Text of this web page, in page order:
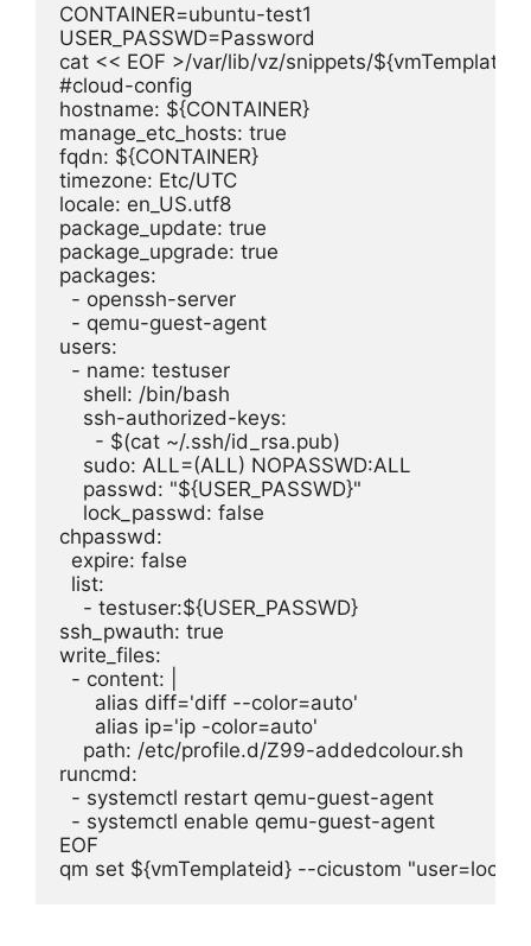
CONTAINER=ubuntu-test1
USER_PASSWD=Password
cat << EOF >/var/lib/vz/snippets/
#cloud-config
hostname: ${CONTAINER}
manage_etc_hosts: true
fqdn: ${CONTAINER}
timezone: Etc/UTC
locale: en_US.utf8
package_update: true
package_upgrade: true
packages:
  - openssh-server
  - qemu-guest-agent
users:
  - name: testuser
    shell: /bin/bash
    ssh-authorized-keys:
      - $(cat ~/.ssh/id_rsa.pub)
    sudo: ALL=(ALL) NOPASSWD:ALL
    passwd: "${USER_PASSWD}"
    lock_passwd: false
chpasswd:
  expire: false
  list:
    - testuser:${USER_PASSWD}
ssh_pwauth: true
write_files:
  - content: |
      alias diff='diff --color=auto'
      alias ip='ip -color=auto'
    path: /etc/profile.d/Z99-addedcolour.sh
runcmd:
  - systemctl restart qemu-guest-agent
  - systemctl enable qemu-guest-agent
EOF
qm set ${vmTemplateid} --cicustom